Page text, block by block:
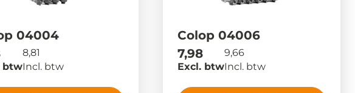
04004
btw
8,81
Incl. btw
Colop 04006
7,98
Excl. btw
9,66
Incl. btw